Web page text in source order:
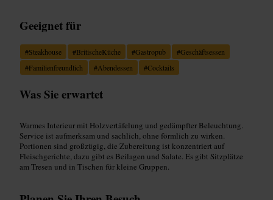
Geeignet für
#Steakhouse #BritischeKüche #Gastropub #Geschäftsessen
#Familienfreundlich #Abendessen #Cocktails
Was Sie erwartet
Warmes Interieur mit Holzvertäfelung und gedämpfter Beleuchtung.
Service ist aufmerksam und sachlich, ohne förmlich zu wirken.
Portionen sind großzügig, die Zubereitung ist konzentriert auf
Fleischgerichte, dazu gibt es Beilagen und Salate. Es gibt Sitzplätze
am Tresen und in Tischen für kleine Gruppen.